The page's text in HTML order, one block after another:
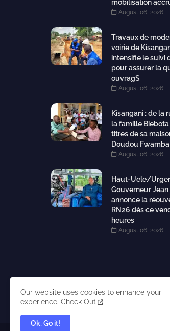
mobilisation
August 06, 2026
Travaux de
voirie de
intensifie le suivi
pour assurer la
ouvragS
August 06, 2026
Kisangani : de la
la famille
titres de sa
Doudou Fwamba
August 06, 2026
Haut-Uele/
Gouverneur
annonce la
RN26 dès ce
heures
August 06, 2026
Our website uses cookies to enhance your
experience. Check Out
Ok, Go it!